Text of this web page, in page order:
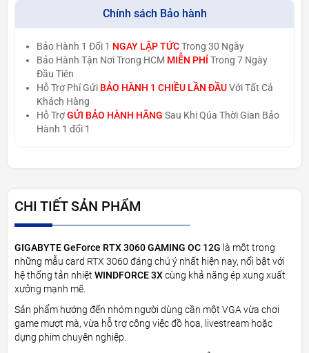
Chính sách Bảo hành
Bảo Hành 1 Đổi 1 NGAY LẬP TỨCTrong 30 Ngày
Bảo Hành Tận Nơi Trong HCM MIỄN PHÍ Trong 7 Ngày
Đầu Tiên
Hỗ Trợ Phí Gửi BẢO HÀNH 1 CHIỀU LẦN ĐẦU Với Tất Cả
Khách Hàng
Hỗ TrợGỬI BẢO HÀNH HÃNG Sau Khi Qúa Thời Gian Bảo
Hành 1 đổi 1
CHI TIẾT SẢN PHẨM
GIGABYTE GeForce RTX 3060 GAMING OC 12G là một trong
những mẫu card RTX 3060 đáng chú ý nhất hiện nay, nổi bật với
hệ thống tản nhiệtWINDFORCE 3Xcùng khả năng ép xung xuất
xưởng mạnh mẽ.
Sản phẩm hướng đến nhóm người dùng cần một VGA vừa chơi
game mượt mà, vừa hỗ trợ công việc đồ họa, livestream hoặc
dựng phim chuyên nghiệp.